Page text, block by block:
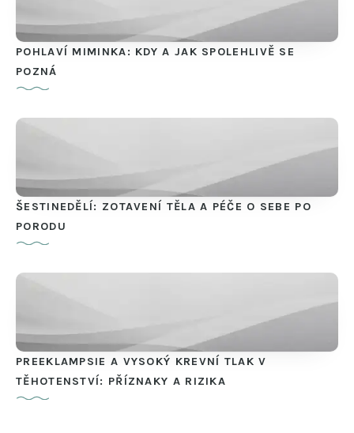
POHLAVÍ MIMINKA: KDY A JAK SPOLEHLIVĚ SE
POZNÁ
ŠESTINEDĚLÍ: ZOTAVENÍ TĚLA A PÉČE O SEBE PO
PORODU
PREEKLAMPSIE A VYSOKÝ KREVNÍ TLAK V
TĚHOTENSTVÍ: PŘÍZNAKY A RIZIKA